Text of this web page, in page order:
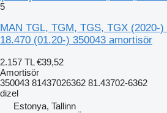
5
MAN TGL, TGM, TGS, TGX (2020-
18.470 (01.20-) 350043 amortisör
2.157 TL €39,52
Amortisör
350043 81437026362 81.43702-6362
dizel
Estonya, Tallinn